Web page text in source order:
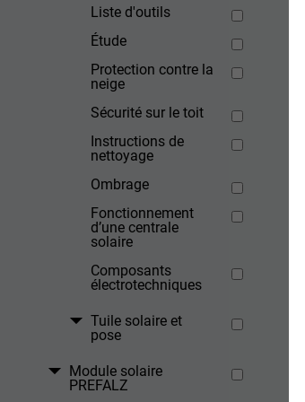
Liste d'outils
Étude
Protection contre la
neige
Sécurité sur le toit
Instructions de
nettoyage
Ombrage
Fonctionnement
d’une centrale
solaire
Composants
électrotechniques
Tuile solaire et
pose
Module solaire
PREFALZ